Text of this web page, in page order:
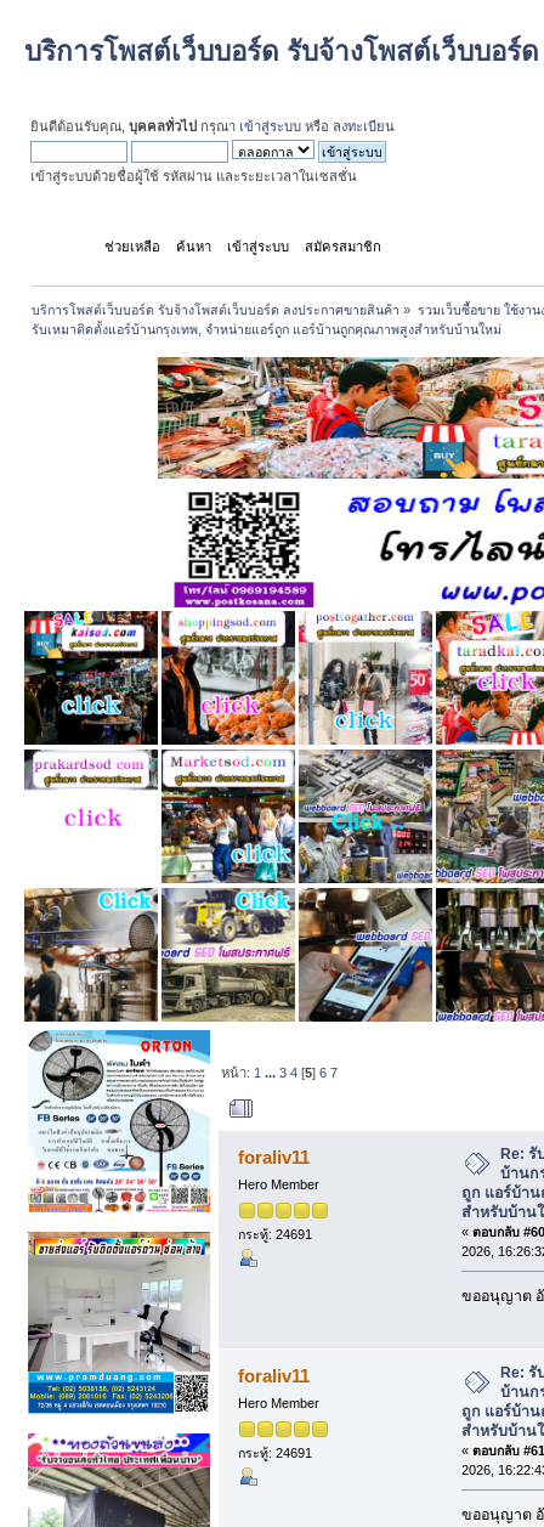
บริการโพสต์เว็บบอร์ด รับจ้างโพสต์เว็บบอร์
ยินดีต้อนรับคุณ, บุคคลทั่วไป กรุณา เข้าสู่ระบบ หรือ ลงทะเบียน
เข้าสู่ระบบด้วยชื่อผู้ใช้ รหัสผ่าน และระยะเวลาในเซสชั่น
ช่วยเหลือ ค้นหา เข้าสู่ระบบ สมัครสมาชิก
บริการโพสต์เว็บบอร์ด รับจ้างโพสต์เว็บบอร์ด ลงประกาศขายสินค้า » รวมเว็บซื้อขาย ใช้งาน
รับเหมาติดตั้งแอร์บ้านกรุงเทพ, จำหน่ายแอร์ถูก แอร์บ้านถูกคุณภาพสูงสำหรับบ้านใหม่
หน้า: 1 ...3 4 [5]6 7
ถูก แอร์บ้านถูกคุณภาพสูงสำหรับบ้านให
foraliv11
Hero Member
กระทู้: 24691
Re: รั
บ้านก
ถูก แอร์บ้า
สำหรับบ้าน
« ตอบกลับ
2026,
ขออนุญาต
foraliv11
Hero Member
กระทู้: 24691
Re: รั
บ้านก
ถูก แอร์บ้า
สำหรับบ้าน
« ตอบกลับ
2026,
ขออนุญาต